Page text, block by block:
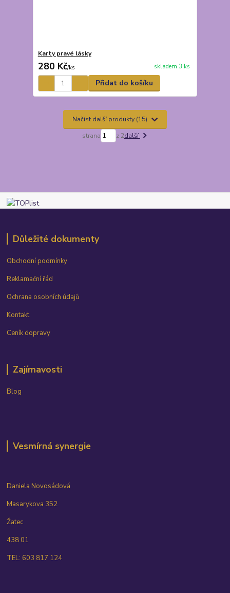
Karty pravé lásky
280 Kč/ks skladem 3 ks
Přidat do košíku
Načíst další produkty (15)
strana z 2další
Důležité dokumenty
Obchodní podmínky
Reklamační řád
Ochrana osobních údajů
Kontakt
Ceník dopravy
Zajímavosti
Blog
Vesmírná synergie
Daniela Novosádová
Masarykova 352
Žatec
438 01
TEL: 603 817 124